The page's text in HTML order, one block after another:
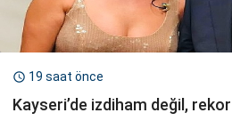
 19 saat önce
Kayseri’de izdiham değil, rekor